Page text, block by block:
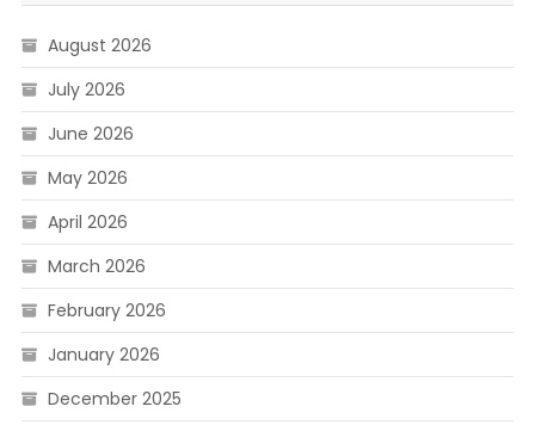
August 2026
July 2026
June 2026
May 2026
April 2026
March 2026
February 2026
January 2026
December 2025